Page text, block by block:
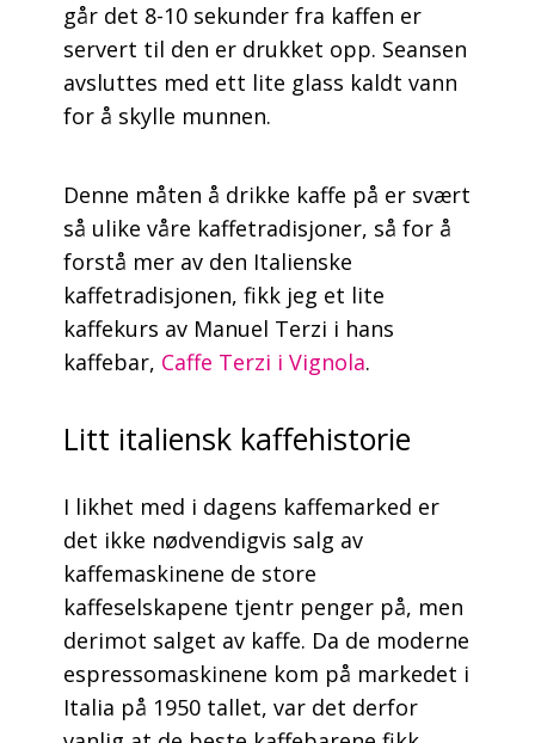
går det 8-10 sekunder fra kaffen er
servert til den er drukket opp. Seansen
avsluttes med ett lite glass kaldt vann
for å skylle munnen.
Denne måten å drikke kaffe på er svært
så ulike våre kaffetradisjoner, så for å
forstå mer av den Italienske
kaffetradisjonen, fikk jeg et lite
kaffekurs av Manuel Terzi i hans
kaffebar, Caffe Terzi i Vignola.
Litt italiensk kaffehistorie
I likhet med i dagens kaffemarked er
det ikke nødvendigvis salg av
kaffemaskinene de store
kaffeselskapene tjentr penger på, men
derimot salget av kaffe. Da de moderne
espressomaskinene kom på markedet i
Italia på 1950 tallet, var det derfor